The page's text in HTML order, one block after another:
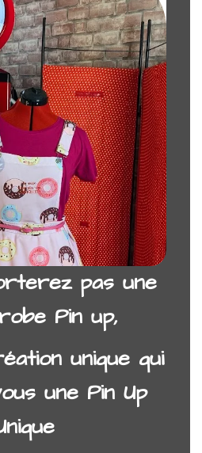
pas une
Pin up,
unique qui
une Pin Up